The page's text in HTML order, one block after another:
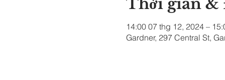
Thời gian &
14:00 07 thg 12, 2024 –
Gardner, 297 Central St,